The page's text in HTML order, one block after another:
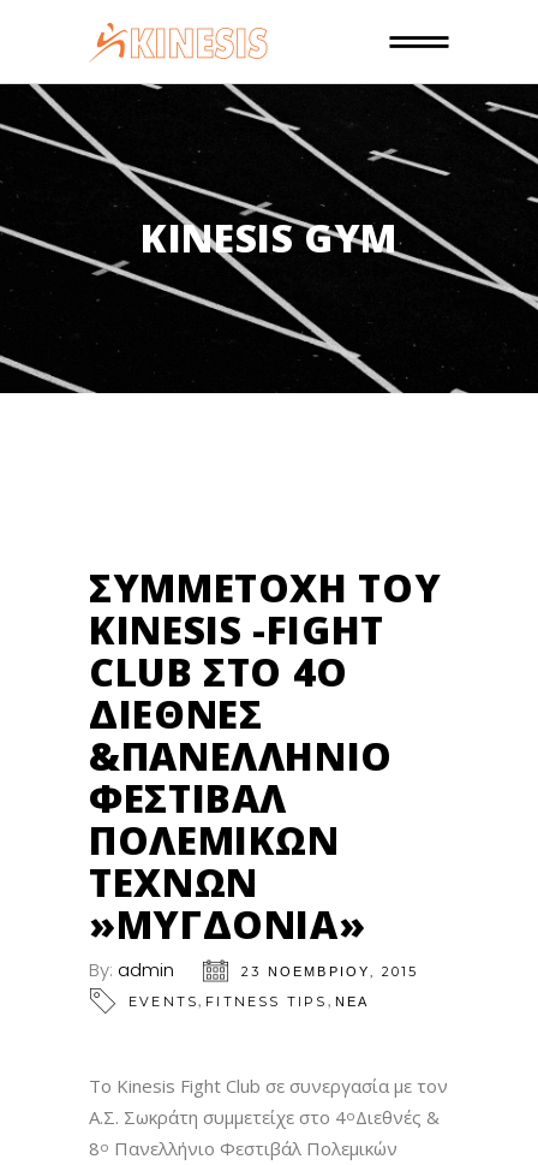
KINESIS GYM
ΣΥΜΜΕΤΟΧΉ ΤΟΥ
KINESIS -FIGHT
CLUB ΣΤΟ 4Ο
ΔΙΕΘΝΈΣ
&ΠΑΝΕΛΛΉΝΙΟ
ΦΕΣΤΙΒΆΛ
ΠΟΛΕΜΙΚΏΝ
ΤΕΧΝΏΝ
»ΜΥΓΔΟΝΙΑ»
By: admin
23 ΝΟΕΜΒΡΊΟΥ, 2015
EVENTS, FITNESS TIPS , ΝΕΑ
Το Kinesis Fight Club σε συνεργασία με τον
Α.Σ. Σωκράτη συμμετείχε στο 4οΔιεθνές &
8ο Πανελλήνιο Φεστιβάλ Πολεμικών